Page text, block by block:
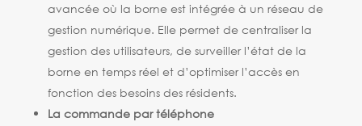
avancée où la borne est intégrée à un réseau de
gestion numérique. Elle permet de centraliser la
gestion des utilisateurs, de surveiller l’état de la
borne en temps réel et d’optimiser l’accès en
fonction des besoins des résidents.
La commande par téléphone